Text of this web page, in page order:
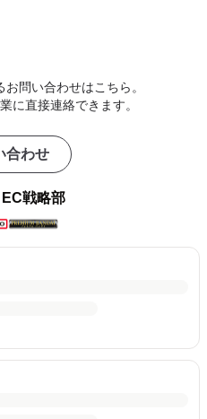
問い合わせはこちら。
に直接連絡できます。
合わせ
戦略部